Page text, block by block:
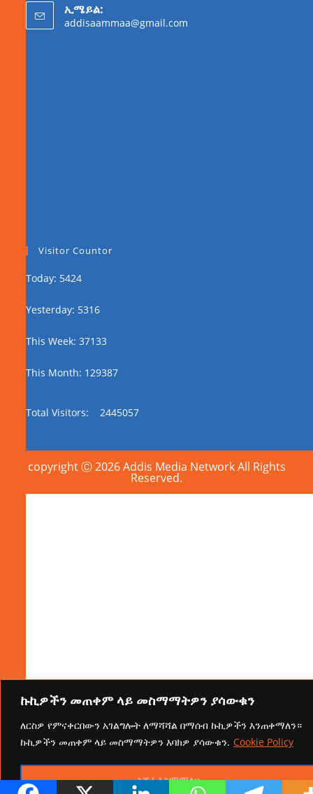
ኩኪዎችን መጠቀም ላይ መስማማትዎን ያሳውቁን
ለርስዎ የምናቀርበውን አገልግሎት ለማሻሻል በማሰብ ኩኪዎችን እንጠቀማለን።
ኩኪዎችን መጠቀም ላይ መስማማትዎን እባክዎ ያሳውቁን. Cookie Policy
እሺ፤ እስማማለሁ
ኢሜይል:
addisaammaa@gmail.com
Visitor Countor
Today: 5424
Yesterday: 5316
This Week: 37133
This Month: 129387
Total Visitors: 2445057
copyright Ⓒ 2026 Addis Media Network All Rights
Reserved.